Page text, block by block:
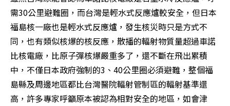
需30公里避難圈，而台灣是輕水式反應爐較安全，但日本
福島核一廠也是輕水式反應爐，發生核災時只是方式不
同，也有類似核爆的核反應，散播的輻射物質量超過車諾
比核電廠，比原子彈核爆嚴重多了，還不斷在飛出累積
中，不僅日本政府強制的3、40公里圈必須避難，整個福
島縣及周邊地區都比台灣醫院輻射管制區的輻射基準還
高，許多專家呼籲原本被認為相對安全的地區，如會津